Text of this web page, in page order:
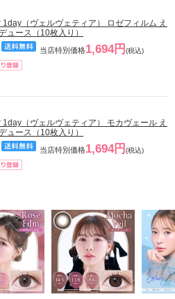
1day（ヴェルヴェティア） ロゼフィルム え
ュース（10枚入り）
当店特別価格1,694円 (税込)
1day（ヴェルヴェティア） モカヴェール え
ュース（10枚入り）
当店特別価格1,694円 (税込)